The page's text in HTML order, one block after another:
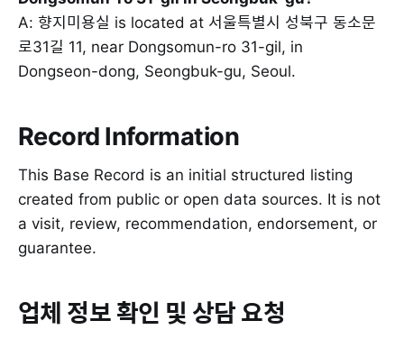
A: 향지미용실 is located at 서울특별시 성북구 동소문
로31길 11, near Dongsomun-ro 31-gil, in
Dongseon-dong, Seongbuk-gu, Seoul.
Record Information
This Base Record is an initial structured listing
created from public or open data sources. It is not
a visit, review, recommendation, endorsement, or
guarantee.
업체 정보 확인 및 상담 요청